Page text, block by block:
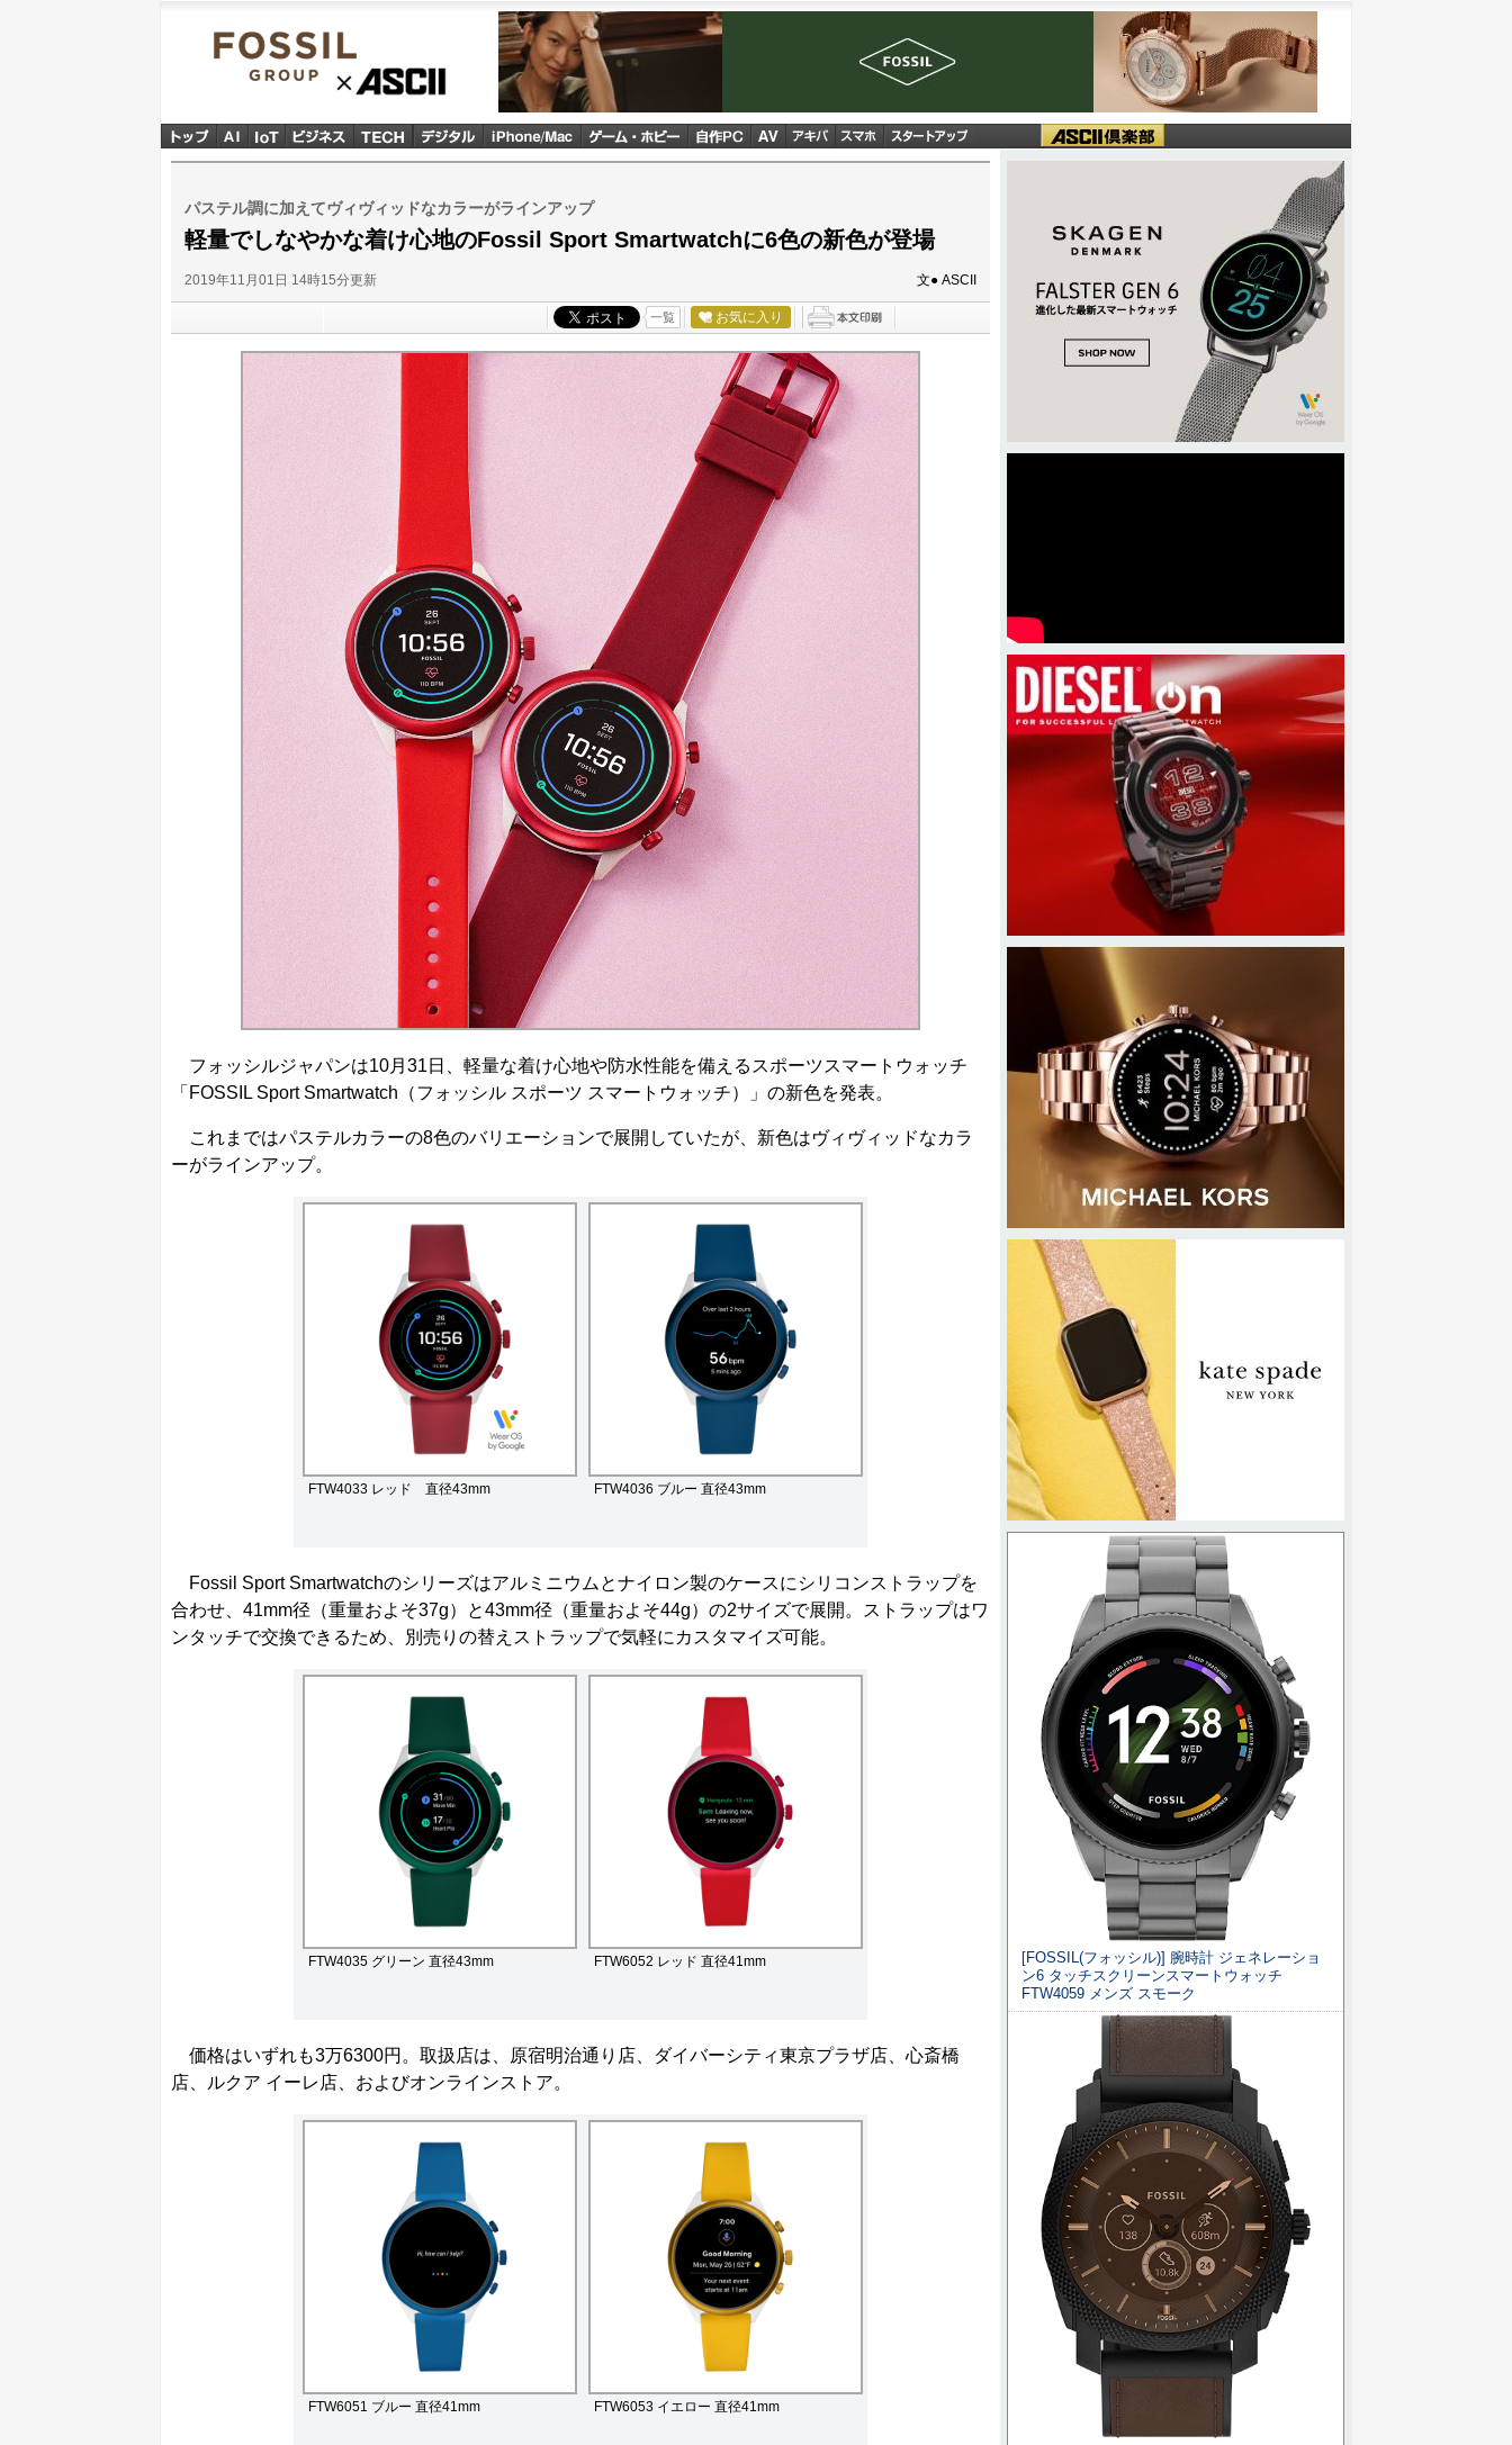
パステル調に加えてヴィヴィッドなカラーがラインアップ
軽量でしなやかな着け心地のFossil Sport Smartwatchに6色の新色が登場
2019年11月01日 14時15分更新 文● ASCII
一覧 お気に入り
フォッシルジャパンは10月31日、軽量な着け心地や防水性能を備えるスポーツスマートウォッチ
「FOSSIL Sport Smartwatch（フォッシル スポーツ スマートウォッチ）」の新色を発表。
これまではパステルカラーの8色のバリエーションで展開していたが、新色はヴィヴィッドなカラ
ーがラインアップ。
FTW4033 レッド 直径43mm FTW4036 ブルー 直径43mm
Fossil Sport Smartwatchのシリーズはアルミニウムとナイロン製のケースにシリコンストラップを
合わせ、41mm径（重量およそ37g）と43mm径（重量およそ44g）の2サイズで展開。ストラップはワ
ンタッチで交換できるため、別売りの替えストラップで気軽にカスタマイズ可能。
FTW4035 グリーン 直径43mm FTW6052 レッド 直径41mm
価格はいずれも3万6300円。取扱店は、原宿明治通り店、ダイバーシティ東京プラザ店、心斎橋
店、ルクア イーレ店、およびオンラインストア。
FTW6051 ブルー 直径41mm FTW6053 イエロー 直径41mm
[FOSSIL(フォッシル)] 腕時計 ジェネレーショ
ン6 タッチスクリーンスマートウォッチ
FTW4059 メンズ スモーク